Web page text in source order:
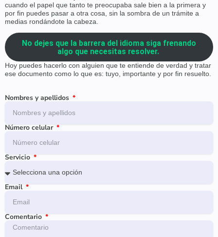
cuando el papel que tanto te preocupaba sale bien a la primera y
por fin puedes pasar a otra cosa, sin la sombra de un trámite a
medias rondándote la cabeza.
No dejes que la barrera del idioma siga frenando
algo que necesitas resolver.
Hoy puedes hacerlo con alguien que te entiende de verdad y tratar
ese documento como lo que es: tuyo, importante y por fin resuelto.
Nombres y apellidos
Número celular
Servicio
Email
Comentario